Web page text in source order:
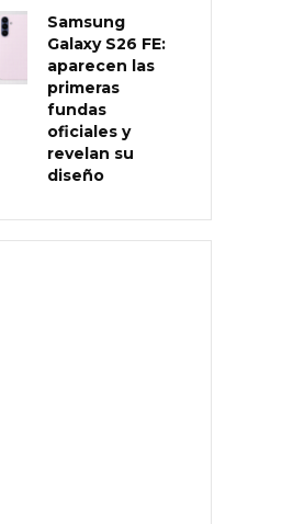
Samsung
Galaxy S26 FE:
aparecen las
primeras
fundas
oficiales y
revelan su
diseño